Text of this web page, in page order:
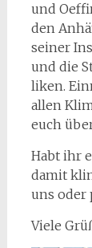
und
den
seiner
und die
liken.
allen
euch
Habt ihr
damit
uns oder
Viele